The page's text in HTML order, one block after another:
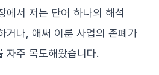
에서 저는 단어 하나의 해석
거나, 애써 이룬 사업의 존폐가
자주 목도해왔습니다.